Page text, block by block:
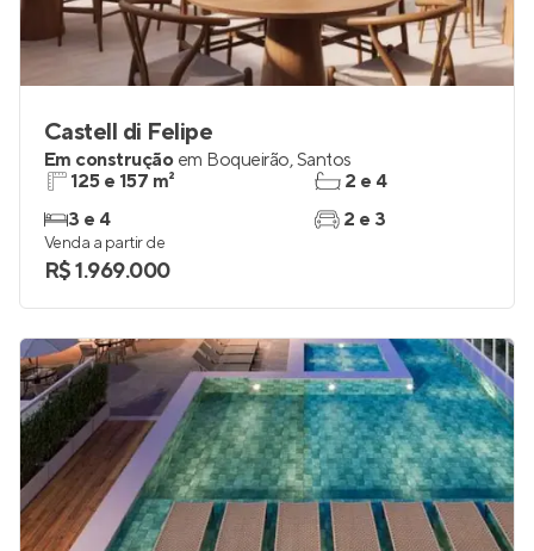
Castell di Felipe
Em construção em Boqueirão,Santos
125 e 157 m²
3 e 4
2 e 4
2 e 3
Venda a partir de
R$ 1.969.000